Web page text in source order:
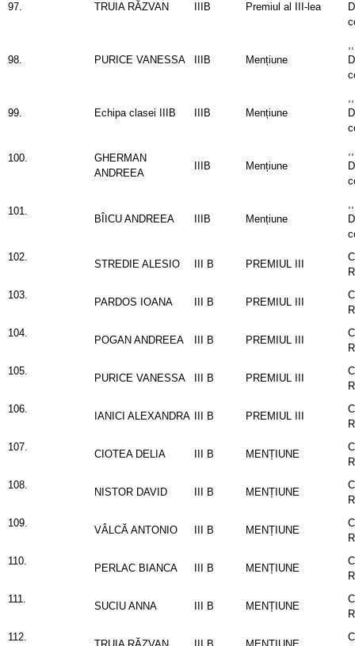
97. TRUIA RĂZVAN IIIB Premiul al III-lea
98. PURICE VANESSA IIIB Mențiune
99. Echipa clasei IIIB IIIB Mențiune
100.
GHERMAN
ANDREEA
IIIB Mențiune
101.
BÎICU ANDREEA IIIB Mențiune
102.
STREDIE ALESIO III B PREMIUL III
103.
PARDOS IOANA III B PREMIUL III
104.
POGAN ANDREEA III B PREMIUL III
105.
PURICE VANESSA III B PREMIUL III
106.
IANICI ALEXANDRA III B PREMIUL III
107.
CIOTEA DELIA III B MENȚIUNE
108.
NISTOR DAVID III B MENȚIUNE
109.
VÂLCĂ ANTONIO III B MENȚIUNE
110.
PERLAC BIANCA III B MENȚIUNE
111.
SUCIU ANNA III B MENȚIUNE
112.